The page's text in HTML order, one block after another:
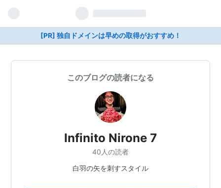
[PR] 独自ドメインは早めの取得がおすすめ！
このブログの読者になる
Infinito Nirone 7
40人の読者
白羽の矢を刺すスタイル